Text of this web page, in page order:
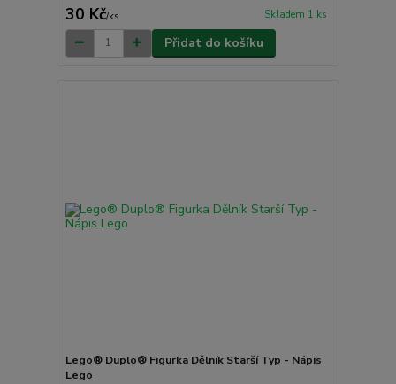
30 Kč/ks Skladem 1 ks
Přidat do košíku
Lego® Duplo® Figurka Dělník Starší Typ - Nápis
Lego